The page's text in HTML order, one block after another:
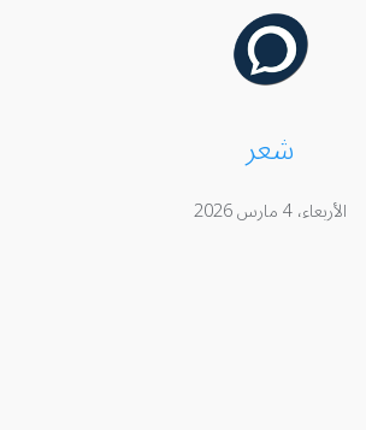
شعر
الأربعاء، 4 مارس 2026